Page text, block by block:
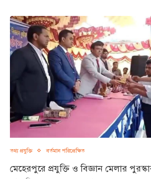
তথ্য প্রযুক্তি বর্তমান পরিপ্রেক্ষিত
মেহেরপুরে প্রযুক্তি ও বিজ্ঞান মেলার